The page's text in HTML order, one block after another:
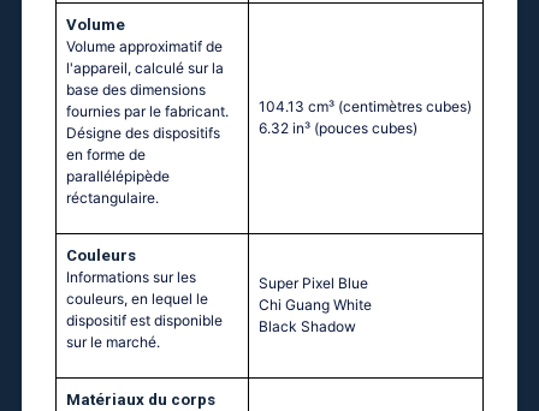
Volume
Volume approximatif de
l'appareil, calculé sur la
base des dimensions
fournies par le fabricant.
Désigne des dispositifs
en forme de
parallélépipède
réctangulaire.
104.13 cm³ (centimètres cubes)
6.32 in³ (pouces cubes)
Couleurs
Informations sur les
couleurs, en lequel le
dispositif est disponible
sur le marché.
Super Pixel Blue
Chi Guang White
Black Shadow
Matériaux du corps